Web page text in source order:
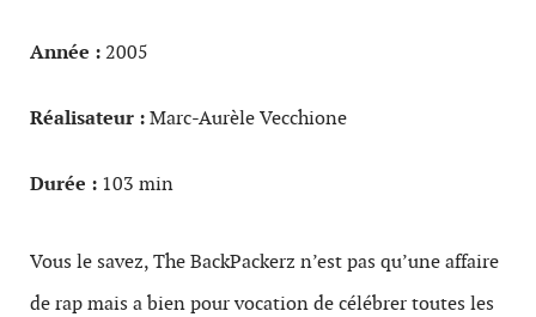
Année :2005
Réalisateur :Marc-Aurèle Vecchione
Durée : 103 min
Vous le savez, The BackPackerz n’est pas qu’une affaire
de rap mais a bien pour vocation de célébrer toutes les